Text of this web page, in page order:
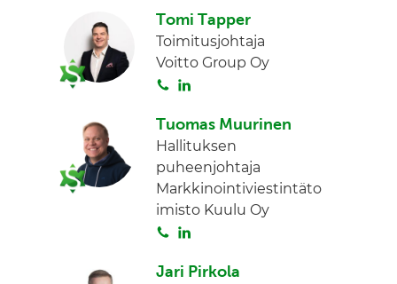
i
t
a
Tomi Tapper
Toimitusjohtaja
Voitto Group Oy
S
i
t
a
n
k
e
d
I
Tuomas Muurinen
Hallituksen
puheenjohtaja
Markkinointiviestintäto
imisto Kuulu Oy
S
i
n
Jari Pirkola